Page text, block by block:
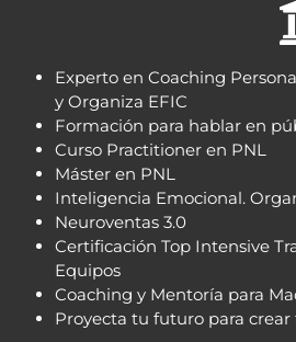
Experto en Coaching
y Organiza EFIC
Formación para hablar en
Curso Practitioner en PNL
Máster en PNL
Inteligencia Emocional.
Neuroventas 3.0
Certificación Top Intensive
Equipos
Coaching y Mentoría para
Proyecta tu futuro para